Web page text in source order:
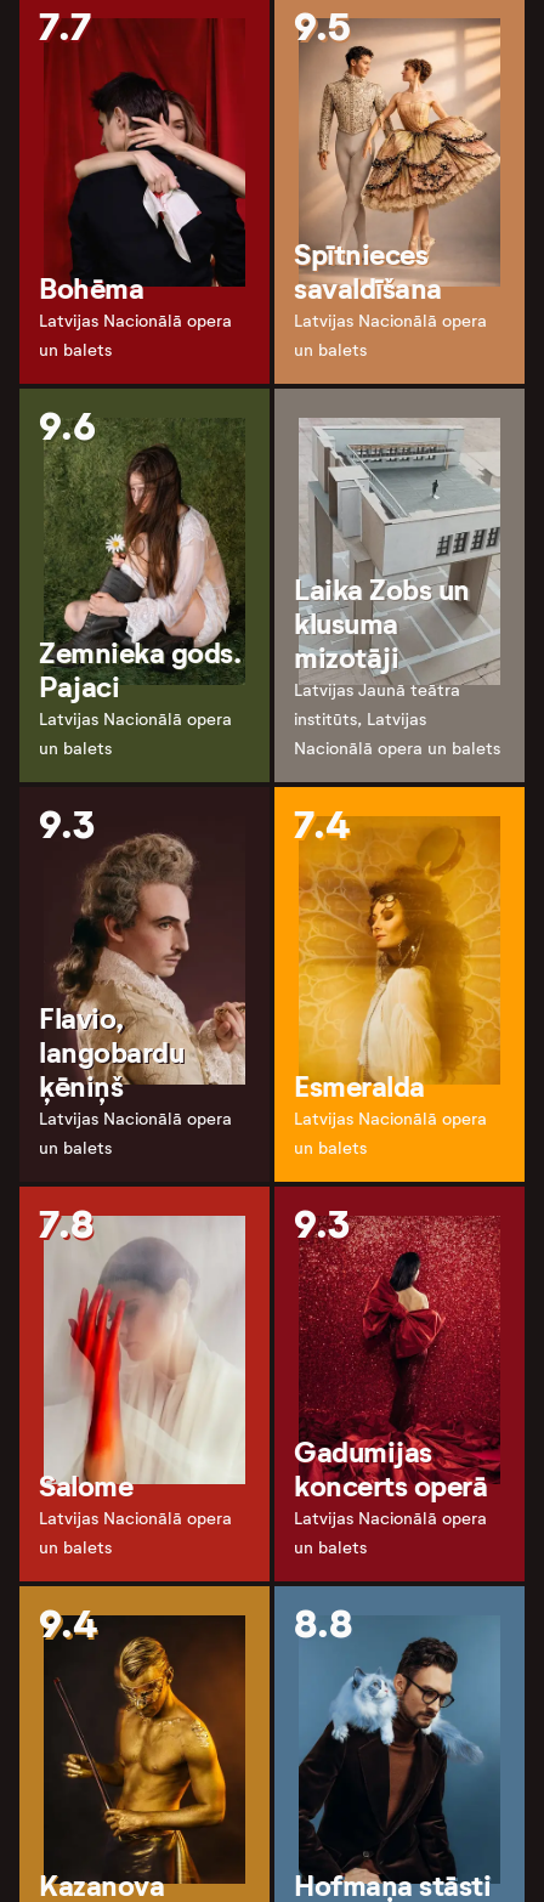
7.7
Bohēma
Latvijas Nacionālā opera
un balets
9.5
Spītnieces
savaldīšana
Latvijas Nacionālā opera
un balets
9.6
Zemnieka gods.
Pajaci
Latvijas Nacionālā opera
un balets
Laika Zobs un
klusuma
mizotāji
Latvijas Jaunā teātra
institūts, Latvijas
Nacionālā opera un balets
9.3
Flavio,
langobardu
ķēniņš
Latvijas Nacionālā opera
un balets
7.4
Esmeralda
Latvijas Nacionālā opera
un balets
7.8
Salome
Latvijas Nacionālā opera
un balets
9.3
Gadumijas
koncerts operā
Latvijas Nacionālā opera
un balets
9.4
Kazanova
8.8
Hofmaņa stāsti